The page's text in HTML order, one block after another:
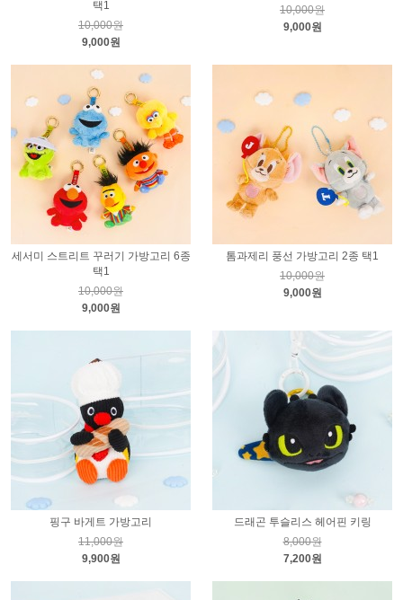
택1
10,000원
9,000원
10,000원
9,000원
세서미 스트리트 꾸러기 가방고리 6종
택1
10,000원
9,000원
톰과제리 풍선 가방고리 2종 택1
10,000원
9,000원
핑구 바게트 가방고리
11,000원
9,900원
드래곤 투슬리스 헤어핀 키링
8,000원
7,200원